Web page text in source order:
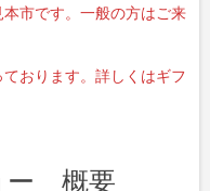
市です。一般の方はご来
おります。詳しくはギフ
ー 概要